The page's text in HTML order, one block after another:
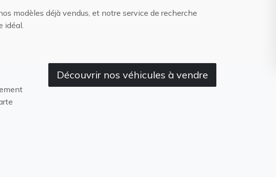
modèles déjà vendus, et notre service de recherche
idéal.
Découvrir nos véhicules à vendre